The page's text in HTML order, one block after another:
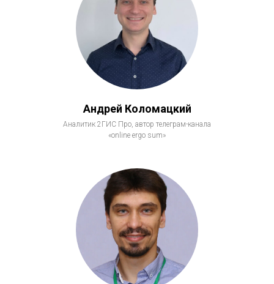
Андрей Коломацкий
Аналитик 2ГИС Про, автор телеграм-канала
«online ergo sum»